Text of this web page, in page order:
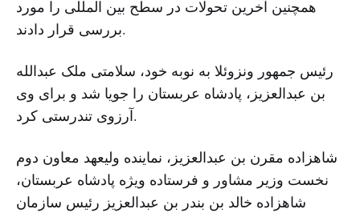
همچنین آخرین تحولات در سطح بین المللی را مورد
بررسی قرار دادند.
رئیس جمهور ونزوئلا به نوبه خود، سلامتی ملک عبدالله
بن عبدالعزیز، پادشاه عربستان را جویا شد و برای وی
آرزوی تندرستی کرد.
شاهزاده مقرن بن عبدالعزیز، نماینده ولیعهد معاون دوم
نخست وزیر مشاور و فرستاده ویژه پادشاه عربستان،
شاهزاده خالد بن بندر بن عبدالعزیز رئیس سازمان